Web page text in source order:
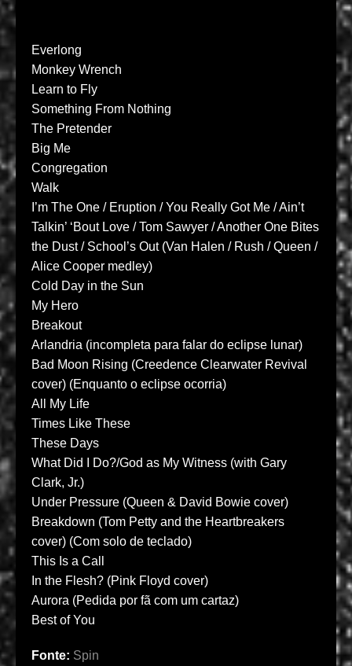
Everlong
Monkey Wrench
Learn to Fly
Something From Nothing
The Pretender
Big Me
Congregation
Walk
I’m The One / Eruption / You Really Got Me / Ain’t
Talkin’ ‘Bout Love / Tom Sawyer / Another One Bites
the Dust / School’s Out (Van Halen / Rush / Queen /
Alice Cooper medley)
Cold Day in the Sun
My Hero
Breakout
Arlandria (incompleta para falar do eclipse lunar)
Bad Moon Rising (Creedence Clearwater Revival
cover) (Enquanto o eclipse ocorria)
All My Life
Times Like These
These Days
What Did I Do?/God as My Witness (with Gary
Clark, Jr.)
Under Pressure (Queen & David Bowie cover)
Breakdown (Tom Petty and the Heartbreakers
cover) (Com solo de teclado)
This Is a Call
In the Flesh? (Pink Floyd cover)
Aurora (Pedida por fã com um cartaz)
Best of You
Fonte: Spin